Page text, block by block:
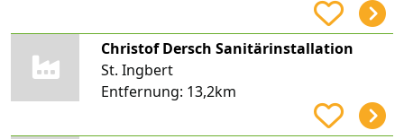
Christof Dersch Sanitärinstallation
St. Ingbert
Entfernung: 13,2km